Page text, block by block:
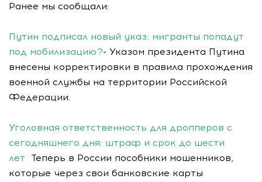
Ранее мы сообщали:
Путин подписал новый указ: мигранты попадут
под мобилизацию?- Указом президента Путина
внесены корректировки в правила прохождения
военной службы на территории Российской
Федерации.
Уголовная ответственность для дропперов с
сегодняшнего дня: штраф и срок до шести
лет Теперь в России пособники мошенников,
которые через свои банковские карты